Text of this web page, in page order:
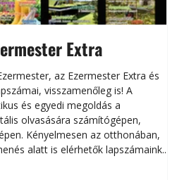
Extra
az Ezermester Extra és
visszamenőleg is! A
és egyedi megoldás a
olvasására számítógépen,
Kényelmesen az otthonában,
alatt is elérhetők lapszámaink.